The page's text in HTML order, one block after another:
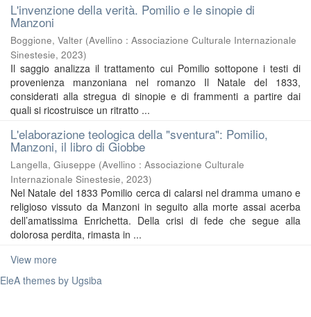
L'invenzione della verità. Pomilio e le sinopie di
Manzoni
Boggione, Valter (Avellino : Associazione Culturale Internazionale
Sinestesie, 2023)
Il saggio analizza il trattamento cui Pomilio sottopone i testi di
provenienza manzoniana nel romanzo Il Natale del 1833,
considerati alla stregua di sinopie e di frammenti a partire dai
quali si ricostruisce un ritratto ...
L'elaborazione teologica della "sventura": Pomilio,
Manzoni, il libro di Giobbe
Langella, Giuseppe (Avellino : Associazione Culturale
Internazionale Sinestesie, 2023)
Nel Natale del 1833 Pomilio cerca di calarsi nel dramma umano e
religioso vissuto da Manzoni in seguito alla morte assai acerba
dell’amatissima Enrichetta. Della crisi di fede che segue alla
dolorosa perdita, rimasta in ...
View more
EleA themes by Ugsiba